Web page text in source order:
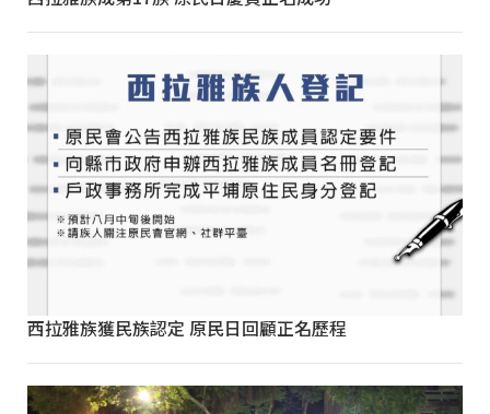
西拉雅族獲民族認定 原民日回顧正名歷程